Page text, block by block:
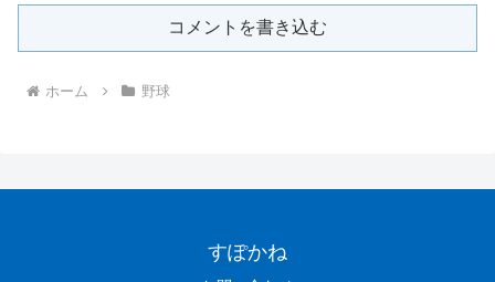
コメントを書き込む
ホーム 野球
すぽかね